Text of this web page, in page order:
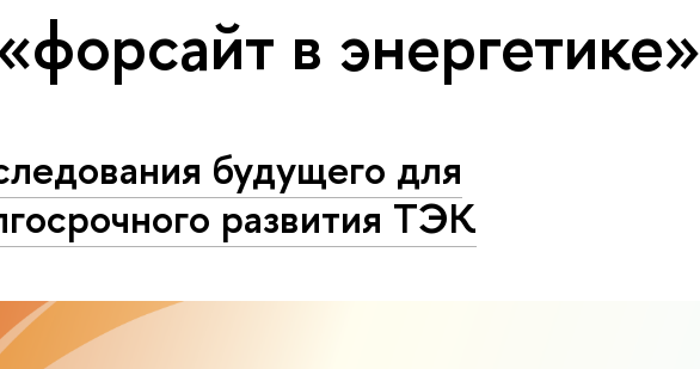
в энергетике»
будущего для
развития ТЭК